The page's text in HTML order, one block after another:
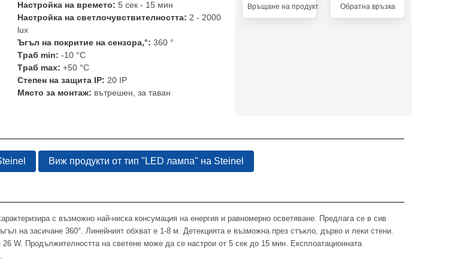
Настройка на времето: 5 сек - 15 мин
Настройка на светлочувствителността: 2 - 2000
lux
Ъгъл на покритие на сензора,°: 360 °
Tраб min: -10 °C
Tраб max: +50 °C
Степен на защита IP: 20 IP
Място за монтаж: вътрешен, за таван
Връщане на продукт Oбратна връзка
Виж продукти от тип "LED лампа" на Steinel
с възможно най-ниска консумация на енергия и равномерно осветяване. Предлага се в сив
на засичане 360°. Линейният обхват е 1-8 м. Детекцията е възможна през стъкло, дърво и леки стени.
W. Продължителността на светене може да се настрои от 5 сек до 15 мин. Експлоатационната